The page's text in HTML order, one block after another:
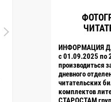
Стариченков, Алексей
Леонидович
Основы проектной
деятельности [Электронный
ресурс] : электронное учебно-
методическое пособие / А. Л.
Стариченков, М. Ф. Савельев,
2023. - 1 эл. опт. диск (CD-
ИНФОРМАЦИЯ
c 01.09.2025 по
производиться
дневного
читательских
комплектов